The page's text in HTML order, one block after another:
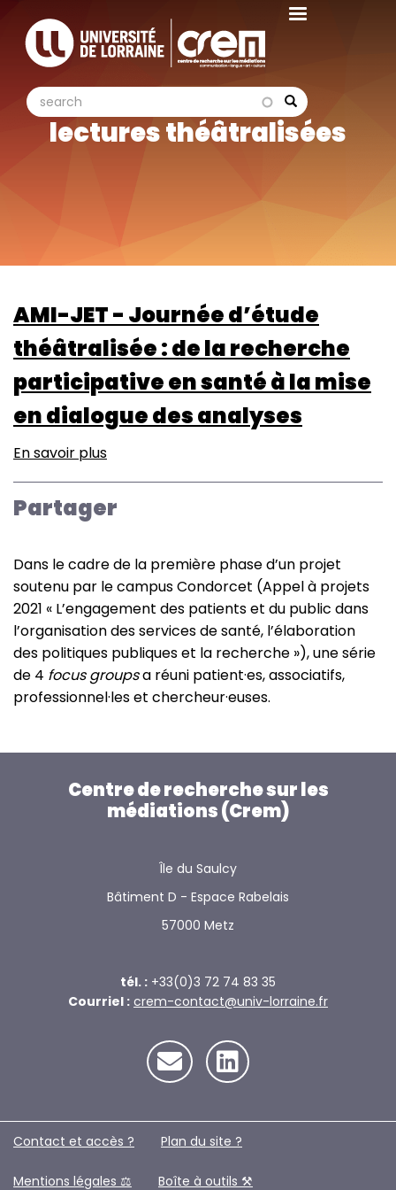
contenu
Search
search search
lectures théâtralisées
AMI-JET - Journée d’étude
théâtralisée : de la recherche
participative en santé à la mise
en dialogue des analyses
En savoir plus
-
d’étude
théâtralisée
:
de
la
recherche
participative
la
mise
analyses
Partager
Dans le cadre de la première phase d’un projet
soutenu par le campus Condorcet (Appel à projets
2021 « L’engagement des patients et du public dans
l’organisation des services de santé, l’élaboration
des politiques publiques et la recherche »), une série
de 4 focus groupsa réuni patient·es, associatifs,
professionnel·les et chercheur·euses.
Centre de recherche sur les
médiations (Crem)
Île du Saulcy
Bâtiment D - Espace Rabelais
57000 Metz
tél. : +33(0)3 72 74 83 35
Courriel : crem-contact@univ-lorraine.fr
Contact et accès ? Plan du site ?️
Mentions légales ⚖️ Boîte à outils ⚒️